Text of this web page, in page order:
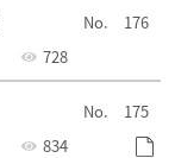
176
728
175
834